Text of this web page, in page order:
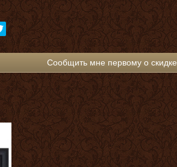
Сообщить мне первому о скидке